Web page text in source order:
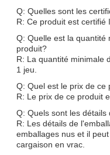
Q: Quelles sont les
R: Ce produit est certifié
Q: Quelle est la quantité
produit?
R: La quantité minimale
1 jeu.
Q: Quel est le prix de ce
R: Le prix de ce produit
Q: Quels sont les
R: Les détails de
emballages nus et il
cargaison en vrac.